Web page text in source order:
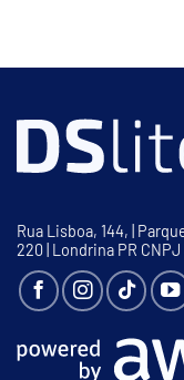
Rua Lisboa, 144, |
220 | Londrina PR